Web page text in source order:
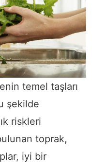
temel taşları
şekilde
riskleri
toprak,
iyi bir